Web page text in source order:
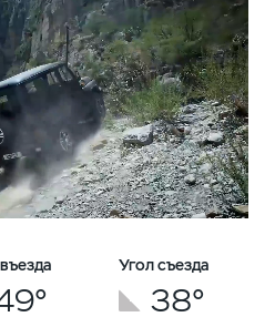
38°
Угол съезда